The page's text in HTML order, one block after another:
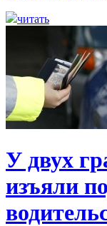
читать
У двух
изъяли